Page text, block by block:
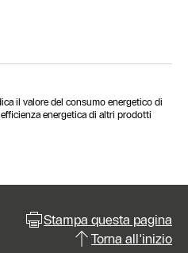
il valore del consumo energetico di
energetica di altri prodotti
Stampa questa pagina
Torna all'inizio